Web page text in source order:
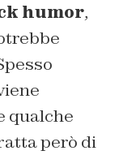
humor,
qualche
però di